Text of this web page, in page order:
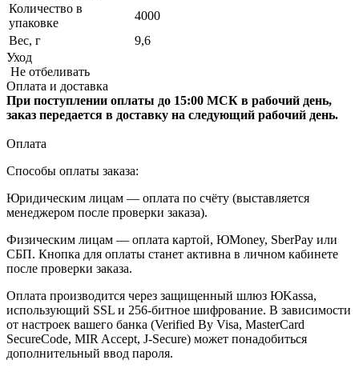
Количество в
упаковке
4000
Вес, г
9,6
Уход
Не отбеливать
Оплата и доставка
При поступлении оплаты до 15:00 МСК в рабочий день,
заказ передается в доставку на следующий рабочий день.
Оплата
Способы оплаты заказа:
Юридическим лицам — оплата по счёту (выставляется
менеджером после проверки заказа).
Физическим лицам — оплата картой, ЮMoney, SberPay или
СБП. Кнопка для оплаты станет активна в личном кабинете
после проверки заказа.
Оплата производится через защищенный шлюз ЮKassa,
использующий SSL и 256-битное шифрование. В зависимости
от настроек вашего банка (Verified By Visa, MasterCard
SecureCode, MIR Accept, J-Secure) может понадобиться
дополнительный ввод пароля.